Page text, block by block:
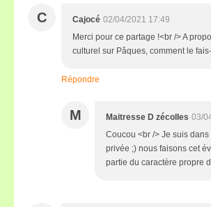
C Cajocé 02/04/2021 17:49
Merci pour ce partage !<br /> A
culturel sur Pâques, comment le
Répondre
M Maitresse D zécolles 03/
Coucou <br /> Je suis
privée ;) nous faisons cet
partie du caractère propre